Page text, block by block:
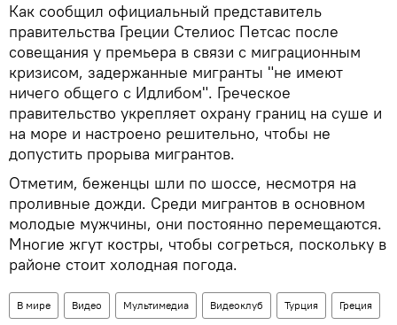
Как сообщил официальный представитель
правительства Греции Стелиос Петсас после
совещания у премьера в связи с миграционным
кризисом, задержанные мигранты "не имеют
ничего общего с Идлибом". Греческое
правительство укрепляет охрану границ на суше и
на море и настроено решительно, чтобы не
допустить прорыва мигрантов.
Отметим, беженцы шли по шоссе, несмотря на
проливные дожди. Среди мигрантов в основном
молодые мужчины, они постоянно перемещаются.
Многие жгут костры, чтобы согреться, поскольку в
районе стоит холодная погода.
В мире Видео Мультимедиа Видеоклуб Турция Греция